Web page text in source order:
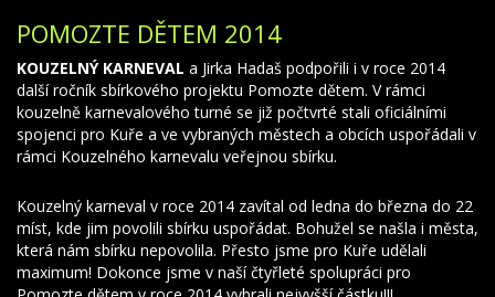
POMOZTE DĚTEM 2014
KOUZELNÝ KARNEVAL a Jirka Hadaš podpořili i v roce 2014
další ročník sbírkového projektu Pomozte dětem. V rámci
kouzelně karnevalového turné se již počtvrté stali oficiálními
spojenci pro Kuře a ve vybraných městech a obcích uspořádali v
rámci Kouzelného karnevalu veřejnou sbírku.
Kouzelný karneval v roce 2014 zavítal od ledna do března do 22
míst, kde jim povolili sbírku uspořádat. Bohužel se našla i města,
která nám sbírku nepovolila. Přesto jsme pro Kuře udělali
maximum! Dokonce jsme v naší čtyřleté spolupráci pro